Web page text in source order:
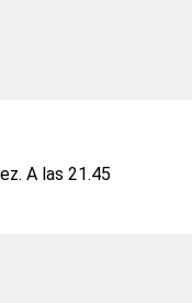
A las 21.45